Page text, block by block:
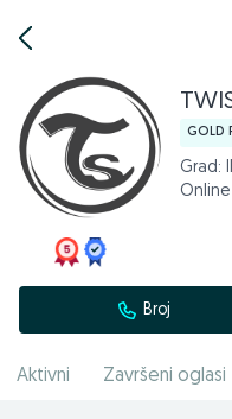
GOLD
Grad:
Broj
Aktivni Završeni oglasi